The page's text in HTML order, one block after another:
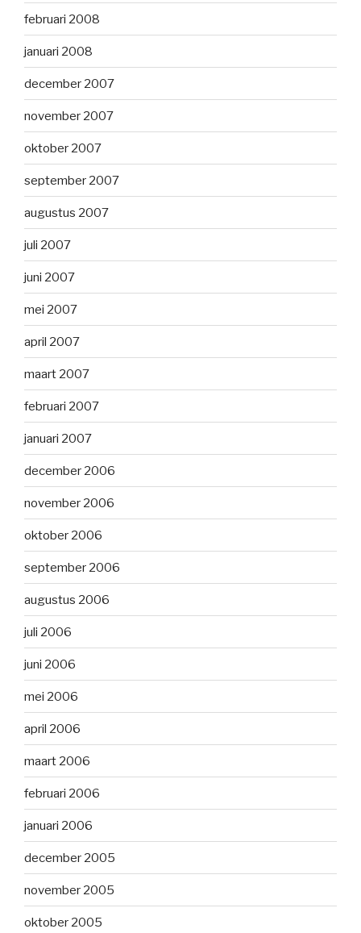
februari 2008
januari 2008
december 2007
november 2007
oktober 2007
september 2007
augustus 2007
juli 2007
juni 2007
mei 2007
april 2007
maart 2007
februari 2007
januari 2007
december 2006
november 2006
oktober 2006
september 2006
augustus 2006
juli 2006
juni 2006
mei 2006
april 2006
maart 2006
februari 2006
januari 2006
december 2005
november 2005
oktober 2005